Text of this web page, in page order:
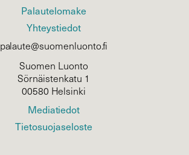
Palautelomake
Yhteystiedot
palaute@suomenluonto.fi
Suomen Luonto
Sörnäistenkatu 1
00580 Helsinki
Mediatiedot
Tietosuojaseloste